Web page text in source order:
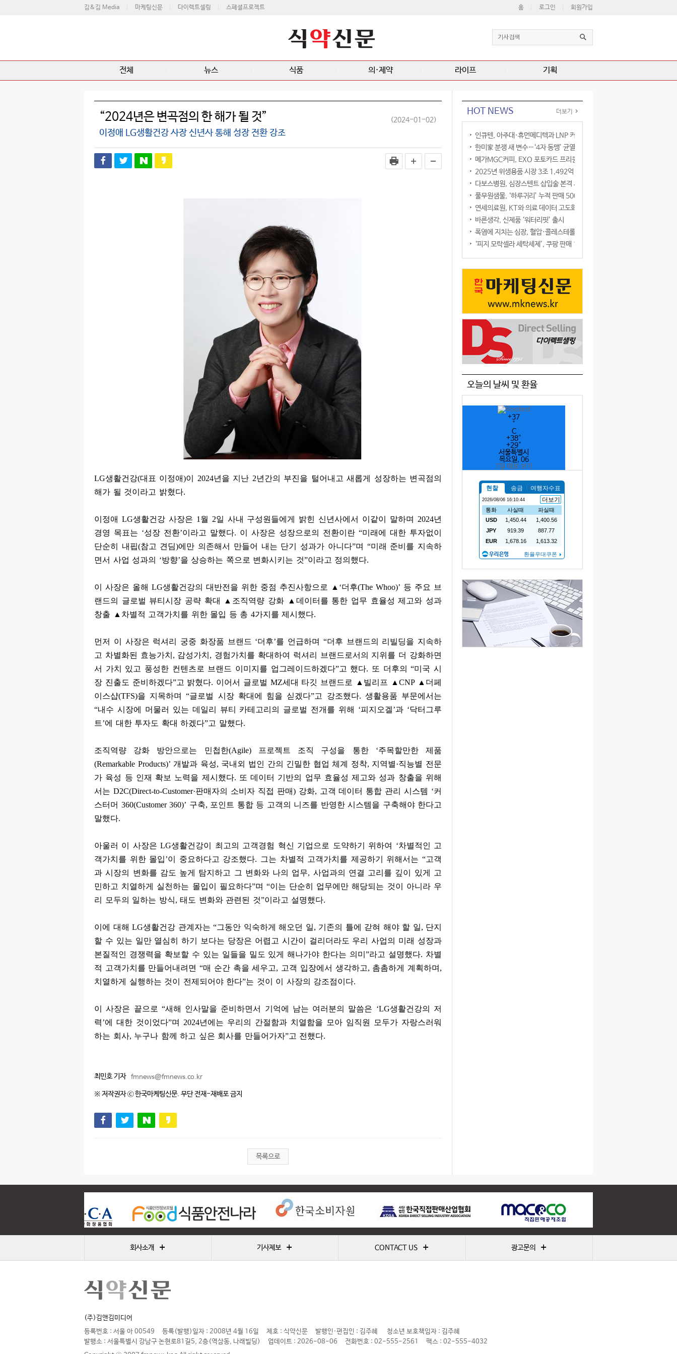
김&김 Media 마케팅신문 다이렉트셀링 스페셜프로젝트 홈 로그인 회원가입
전체 뉴스 식품 의·제약 라이프 기획
“2024년은 변곡점의 한 해가 될 것” (2024-01-02)
이정애 LG생활건강 사장 신년사 통해 성장 전환 강조
LG생활건강(대표 이정애)이 2024년을 지난 2년간의 부진을 털어내고 새롭게 성장하는 변곡점의
해가 될 것이라고 밝혔다.
이정애 LG생활건강 사장은 1 월 2일 사내 구성원들에게 밝힌 신년사에서 이같이 말하며 2024년
경영 목표는 ‘성장 전환’이라고 말했다. 이 사장은 성장으로의 전환이란 “미래에 대한 투자없이
단순히 내핍(참고 견딤)에만 의존해서 만들어 내는 단기 성과가 아니다”며 “미래 준비를 지속하
면서 사업 성과의 ‘방향’을 상승하는 쪽으로 변화시키는 것”이라고 정의했다.
이 사장은 올해 LG생활건강의 대반전을 위한 중점 추진사항으로 ▲ ‘더후(The Whoo)’ 등 주요 브
랜드의 글로벌 뷰티시장 공략 확대
▲ 조직역량 강화 ▲ 데이터를 통한 업무 효율성 제고와 성과
창출
▲ 차별적 고객가치를 위한 몰입 등 총 4가지를 제시했다.
먼저 이 사장은 럭셔리 궁중 화장품 브랜드 ‘더후’를 언급하며 “더후 브랜드의 리빌딩을 지속하
고 차별화된 효능가치 , 감성가치 , 경험가치를 확대하여 럭셔리 브랜드로서의 지위를 더 강화하면
서 가치 있고 풍성한 컨텐츠로 브랜드 이미지를 업그레이드하겠다”고 했다. 또 더후의“미국 시
장 진출도 준비하겠다”고 밝혔다. 이어서 글로벌 MZ세대 타깃 브랜드로 ▲ 빌리프 ▲ CNP ▲ 더페
이스샵(TFS)을 지목하며“글로벌 시장 확대에 힘을 싣겠다”고 강조했다. 생활용품 부문에서는
“내수 시장에 머물러 있는 데일리 뷰티 카테고리의 글로벌 전개를 위해 ‘피지오겔’과 ‘닥터그루
트’에 대한 투자도 확대 하겠다”고 말했다.
조직역량 강화 방안으로는 민첩한(Agile) 프로젝트 조직 구성을 통한 ‘주목할만한 제품
(Remarkable Products)’개발과 육성, 국내외 법인 간의 긴밀한 협업 체계 정착, 지역별·직능별 전문
가 육성 등 인재 확보 노력을 제시했다. 또 데이터 기반의 업무 효율성 제고와 성과 창출을 위해
서는 D2C(Direct-to-Customer·판매자의 소비자 직접 판매) 강화, 고객 데이터 통합 관리 시스템 ‘커
스터머 360(Customer 360)’ 구축, 포인트 통합 등 고객의 니즈를 반영한 시스템을 구축해야 한다고
말했다.
아울러 이 사장은LG생활건강이 최고의 고객경험 혁신 기업으로 도약하기 위하여 ‘차별적인 고
객가치를 위한 몰입’이 중요하다고 강조했다. 그는 차별적 고객가치를 제공하기 위해서는“고객
과 시장의 변화를 감도 높게 탐지하고 그 변화와 나의 업무, 사업과의 연결 고리를 깊이 있게 고
민하고 치열하게 실천하는 몰입이 필요하다”며 “이는 단순히 업무에만 해당되는 것이 아니라 우
리 모두의 일하는 방식, 태도 변화와 관련된 것”이라고 설명했다.
이에 대해 LG생활건강 관계자는 “그동안 익숙하게 해오던 일, 기존의 틀에 갇혀 해야 할 일, 단지
할 수 있는 일만 열심히 하기 보다는 당장은 어렵고 시간이 걸리더라도 우리 사업의 미래 성장과
본질적인 경쟁력을 확보할 수 있는 일들을 밀도 있게 해나가야 한다는 의미”라고 설명했다. 차별
적 고객가치를 만들어내려면“매 순간 촉을 세우고, 고객 입장에서 생각하고, 촘촘하게 계획하며 ,
치열하게 실행하는 것이 전제되어야 한다”는 것이 이 사장의 강조점이다.
이 사장은 끝으로 “새해 인사말을 준비하면서 기억에 남는 여러분의 말씀은 ‘LG생활건강의 저
력’에 대한 것이었다”며 2024년에는 우리의 간절함과 치열함을 모아 임직원 모두가 자랑스러워
하는 회사, 누구나 함께 하고 싶은 회사를 만들어가자”고 전했다.
최민호 기자 fmnews@fmnews.co.kr
※ 저작권자 ⓒ 한국마케팅신문. 무단 전재-재배포 금지
목록으로
HOT NEWS 더보기
인큐텐, 아주대·휴먼메디텍과 LNP 커큐민 공동연구
한미家 분쟁 새 변수…‘4자 동맹’ 균열 현실화
메가MGC커피, EXO 포토카드 프리퀀시 이벤트
2025년 위생용품 시장 3조 1,492억 원
다보스병원, 심장스텐트 삽입술 본격 시행
풀무원샘물, ‘하루귀리’ 누적 판매 500만 병 돌파
연세의료원, KT와 의료 데이터 고도화 협력
바른생각, 신제품 ‘워터리핏’ 출시
폭염에 지치는 심장, 혈압·콜레스테롤만 챙기면 될까?
‘피지 모락셀라 세탁세제’, 쿠팡 판매 1위 등극
오늘의 날씨 및 환율
+37
°
C
+38°
+29°
서울특별시
목요일, 06
7일 예보 보기
회사소개 + 기사제보 + CONTACT US + 광고문의 +
(주)김앤김미디어
등록번호 : 서울 아 00549
등록(발행)일자 : 2008년 4월 16일 제호 : 식약신문 발행인·편집인 : 김주혜
청소년 보호책임자 : 김주혜
발행소 : 서울특별시 강남구 논현로81길5, 2층(역삼동, 나래빌딩)
업데이트 : 2026-08-06 전화번호 : 02-555-2561
팩스 : 02-555-4032